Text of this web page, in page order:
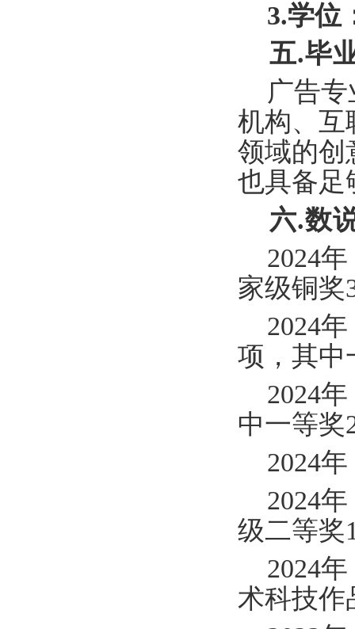
3.学位
五.毕
广告
机构、互
领域的创
也具备足
六.数
2024
家级铜奖
2024
项，其中
2024
中一等奖
2024
2024
级二等奖
2024
术科技作